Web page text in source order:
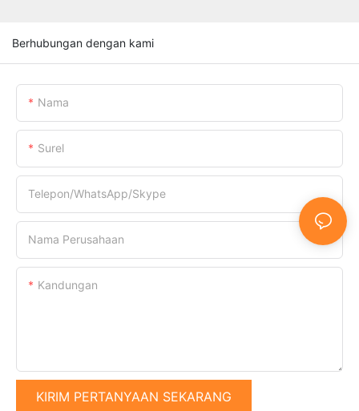
Berhubungan dengan kami
Nama
Surel
Telepon/WhatsApp/Skype
Nama Perusahaan
Kandungan
KIRIM PERTANYAAN SEKARANG